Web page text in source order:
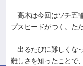
高木は今回はソチ五
プスピードがつく。た
出るたびに難しくな
難しさを知ったことで